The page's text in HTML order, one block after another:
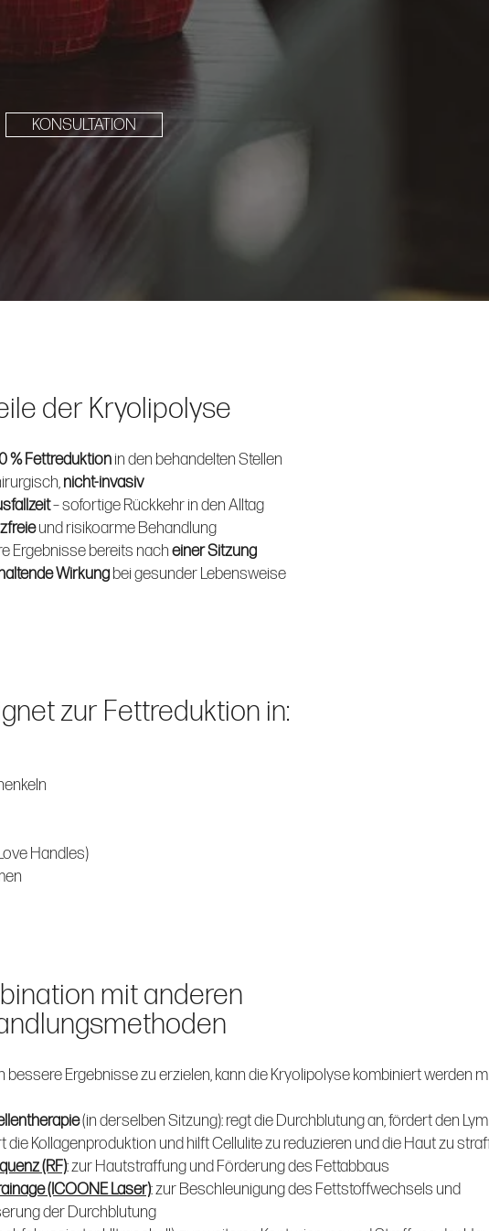
KONSULTATION
der Kryolipolyse
% Fettreduktionin den behandelten Stellen
nicht-invasiv
– sofortige Rückkehr in den Alltag
und risikoarme Behandlung
Ergebnisse bereits nacheiner Sitzung
Wirkungbei gesunder Lebensweise
zur Fettreduktion in:
Handles)
mit anderen
bessere Ergebnisse zu erzielen, kann die Kryolipolyse kombiniert werden
(in derselben Sitzung): regt die Durchblutung an, fördert den
die Kollagenproduktion und hilft Cellulite zu reduzieren und die Haut zu
(RF): zur Hautstraffung und Förderung des Fettabbaus
(ICOONE Laser): zur Beschleunigung des Fettstoffwechsels und
der Durchblutung